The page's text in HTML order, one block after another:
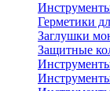
Герметики
Заглушки
Защитные